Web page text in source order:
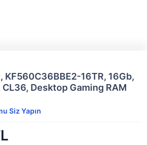
KF560C36BBE2-16TR, 16Gb,
Desktop Gaming RAM
Siz Yapın